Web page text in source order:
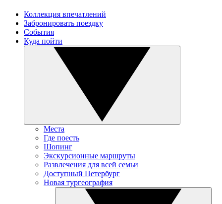
Коллекция впечатлений
Забронировать поездку
События
Куда пойти
Места
Где поесть
Шопинг
Экскурсионные маршруты
Развлечения для всей семьи
Доступный Петербург
Новая тургеография